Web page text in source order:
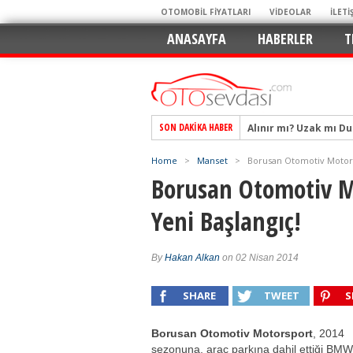
OTOMOBİL FİYATLARI VİDEOLAR
ANASAYFA HABERLER
SON DAKIKA HABER
Alınır mı? Uzak mı
Alpine A290 GTS:
Mercedes-Benz
Keskin Hatlar, GR
Geleceğin Kompakt
Pazarın Lideri,
Hem Şehirli Hem
Home > Manset > Borusan Otomotiv
Borusan Otomotiv
Yeni Başlangıç!
ByHakan Alkan on 02 Nisan 2014
SHARE TWEET
Borusan Otomotiv Motorsport , 2014
sezonuna, araç parkına dahil ettiği